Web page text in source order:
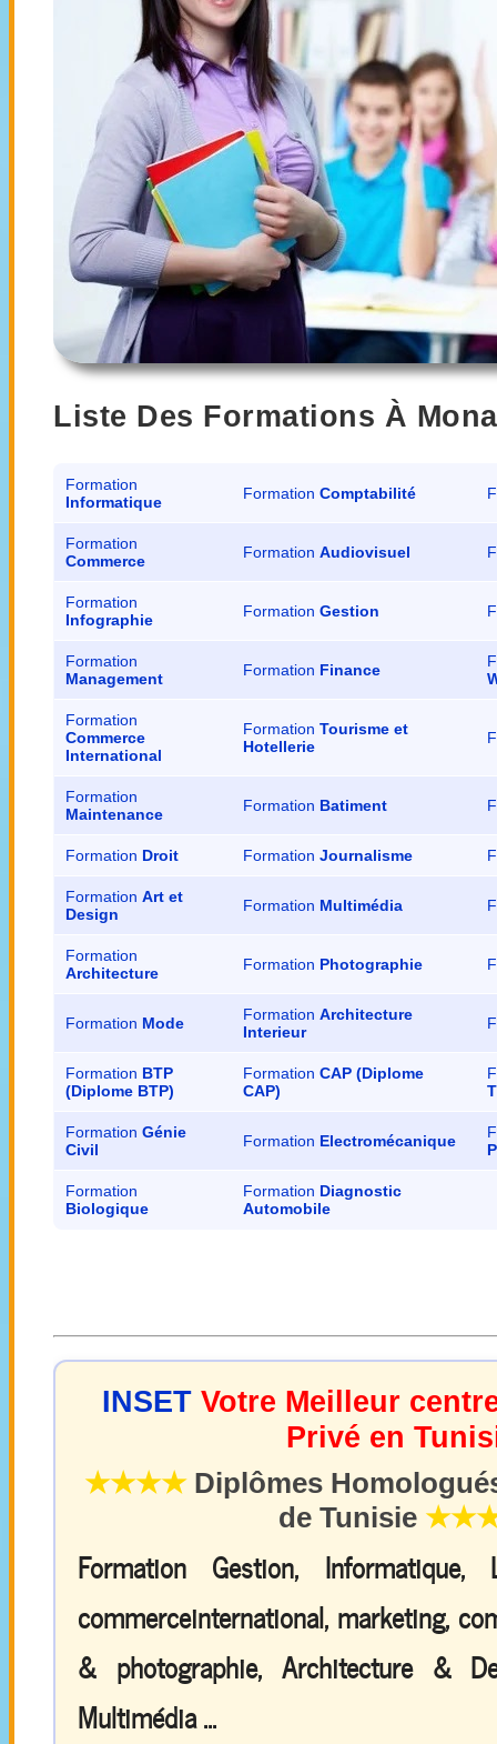
Liste Des Formations À
Formation
Informatique
Formation Comptabilité
Formation
Commerce
Formation Audiovisuel
Formation
Infographie
Formation Gestion
Formation
Management
Formation Finance
Formation
Commerce
International
Formation Tourisme et
Hotellerie
Formation
Maintenance
Formation Batiment
Formation Droit Formation Journalisme
Formation Art et
Design
Formation Multimédia
Formation
Architecture
Formation Photographie
Formation Mode Formation Architecture
Interieur
Formation BTP
(Diplome BTP)
Formation CAP (Diplome
CAP)
Formation Génie
Civil
Formation Electromécanique
Formation
Biologique
Formation Diagnostic
Automobile
INSET Votre Meilleur
Privé en
★★★★Diplômes
de Tunisie
Formation Gestion, Informatique,
commerceinternational, marketing,
& photographie, Architecture &
Multimédia ...